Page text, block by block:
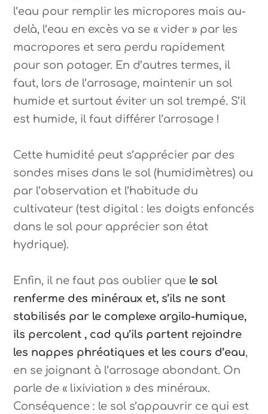
l’eau pour remplir les micropores mais au-
delà, l’eau en excès va se « vider » par les
macropores et sera perdu rapidement
pour son potager. En d’autres termes, il
faut, lors de l’arrosage, maintenir un sol
humide et surtout éviter un sol trempé. S’il
est humide, il faut différer l’arrosage !
Cette humidité peut s’apprécier par des
sondes mises dans le sol (humidimètres) ou
par l’observation et l’habitude du
cultivateur (test digital : les doigts enfoncés
dans le sol pour apprécier son état
hydrique).
Enfin, il ne faut pas oublier que le sol
renferme des minéraux et, s’ils ne sont
stabilisés par le complexe argilo-humique,
ils percolent , cad qu’ils partent rejoindre
les nappes phréatiques et les cours d’eau,
en se joignant à l’arrosage abondant. On
parle de « lixiviation » des minéraux.
Conséquence : le sol s’appauvrir ce qui est